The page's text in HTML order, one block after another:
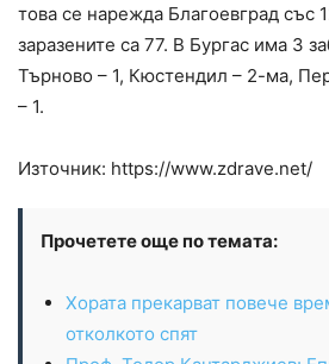
това се нарежда Благоевград със
заразените са 77. В Бургас има 3
Търново – 1, Кюстендил – 2-ма,
– 1.
Източник: https://www.zdrave.net/
Прочетете още по темата:
Хората прекарват повече
отколкото спят